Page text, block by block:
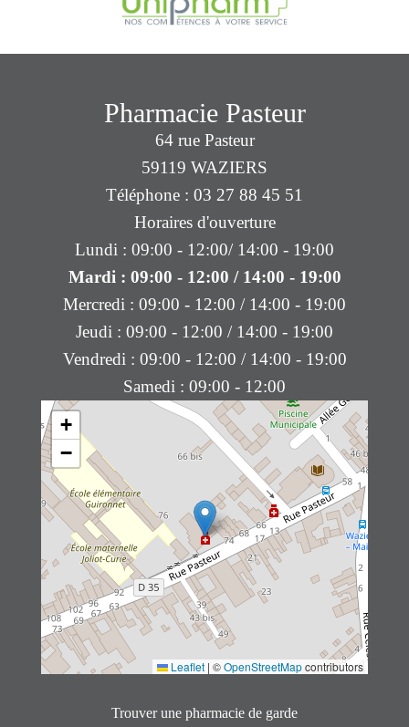
+
−
Leaflet | ©OpenStreetMapcontributors
Trouver une pharmacie de garde
Pharmacie Pasteur
64 rue Pasteur
59119 WAZIERS
Téléphone : 03 27 88 45 51
Horaires d'ouverture
Lundi : 09:00 - 12:00/ 14:00 - 19:00
Mardi : 09:00 - 12:00 / 14:00 - 19:00
Mercredi : 09:00 - 12:00 / 14:00 - 19:00
Jeudi : 09:00 - 12:00 / 14:00 - 19:00
Vendredi : 09:00 - 12:00 / 14:00 - 19:00
Samedi : 09:00 - 12:00